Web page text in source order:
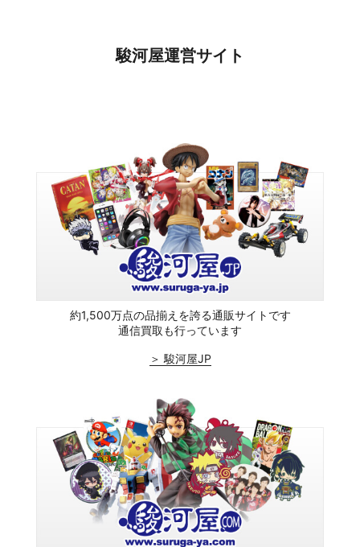
駿河屋運営サイト
約1,500万点の品揃えを誇る通販サイトです
通信買取も行っています
＞ 駿河屋JP